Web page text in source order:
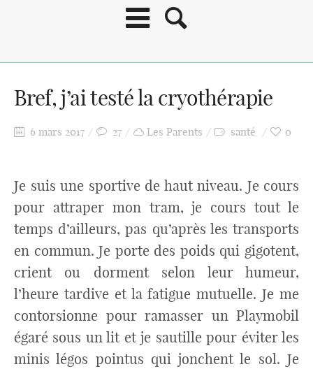
Bref, j’ai testé la cryothérapie
6 mars 2017 27 Les Parents santé 0
Je suis une sportive de haut niveau. Je cours
pour attraper mon tram, je cours tout le
temps d’ailleurs, pas qu’après les transports
en commun. Je porte des poids qui gigotent,
crient ou dorment selon leur humeur,
l’heure tardive et la fatigue mutuelle. Je me
contorsionne pour ramasser un Playmobil
égaré sous un lit et je sautille pour éviter les
minis légos pointus qui jonchent le sol. Je